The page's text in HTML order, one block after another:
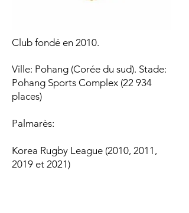
Club fondé en 2010.
Ville: Pohang (Corée du sud). Stade:
Pohang Sports Complex (22 934
places)
Palmarès:​
Korea Rugby League (2010, 2011,
2019 et 2021)